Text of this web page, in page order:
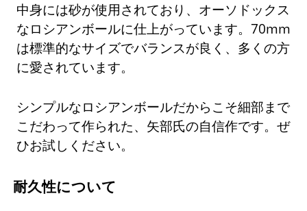
中身には砂が使用されており、オーソドックス
なロシアンボールに仕上がっています。70mm
は標準的なサイズでバランスが良く、多くの方
に愛されています。
シンプルなロシアンボールだからこそ細部まで
こだわって作られた、矢部氏の自信作です。ぜ
ひお試しください。
耐久性について